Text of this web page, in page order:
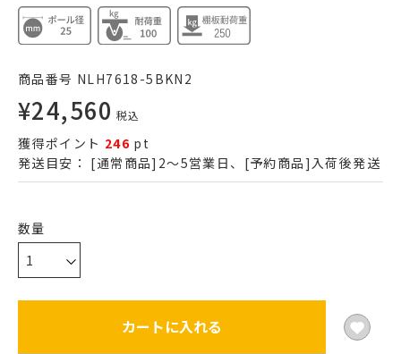
商品番号 NLH7618-5BKN2
¥24,560 税込
獲得ポイント 246 pt
発送目安： [通常商品]2～5営業日、[予約商品]入荷後発送
カートに入れる